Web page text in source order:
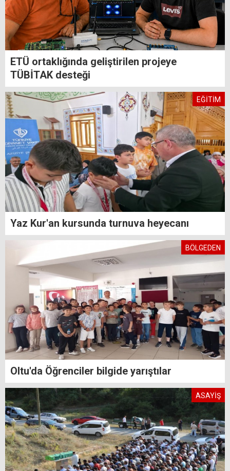
ETÜ ortaklığında geliştirilen projeye
TÜBİTAK desteği
EĞİTİM
Yaz Kur'an kursunda turnuva heyecanı
BÖLGEDEN
Oltu'da Öğrenciler bilgide yarıştılar
ASAYİŞ